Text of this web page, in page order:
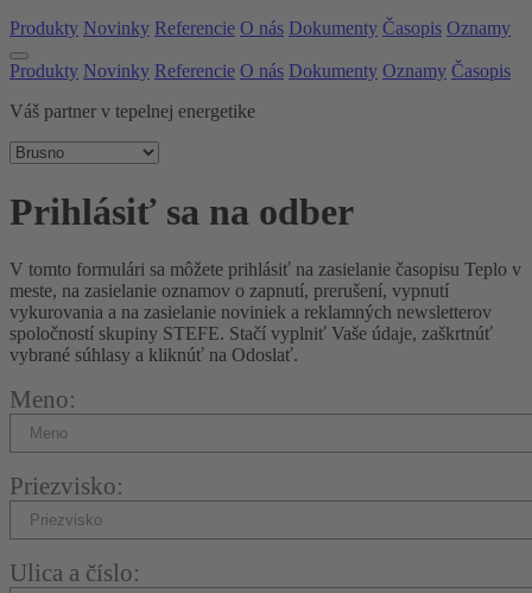
Produkty Novinky Referencie O nás Dokumenty Časopis Oznamy
Produkty Novinky Referencie O nás Dokumenty Oznamy Časopis
Váš partner v tepelnej energetike
Prihlásiť sa na odber
V tomto formulári sa môžete prihlásiť na zasielanie časopisu Teplo v
meste, na zasielanie oznamov o zapnutí, prerušení, vypnutí
vykurovania a na zasielanie noviniek a reklamných newsletterov
spoločností skupiny STEFE. Stačí vyplniť Vaše údaje, zaškrtnúť
vybrané súhlasy a kliknúť na Odoslať.
Meno:
Priezvisko:
Ulica a číslo: